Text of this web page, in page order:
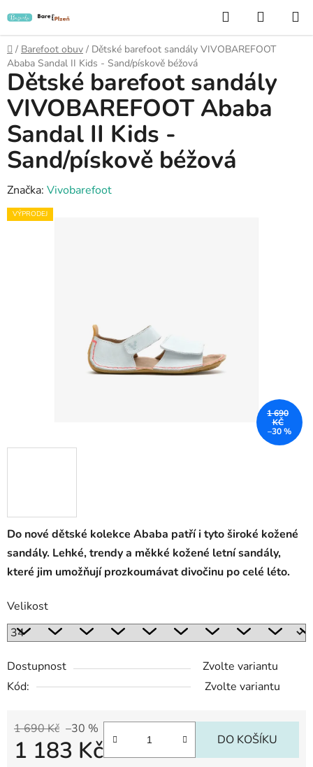
na
obsah
Hledat
KOŠÍK
Domů
/ Barefoot obuv / Dětské barefoot sandály VIVOBAREFOOT
Ababa Sandal II Kids - Sand/pískově béžová
Do nové dětské kolekce Ababa patří i tyto široké kožené
sandály. Lehké, trendy a měkké kožené letní sandály,
které jim umožňují prozkoumávat divočinu po celé léto.
Velikost
Dostupnost
Zvolte variantu
Kód:
Zvolte variantu
1 690 Kč –30 %
1 183 Kč DO KOŠÍKU
Dětské barefoot sandály
VIVOBAREFOOT Ababa
Sandal II Kids -
Sand/pískově béžová
Značka: Vivobarefoot
VÝPRODEJ
1 690
KČ
–30 %